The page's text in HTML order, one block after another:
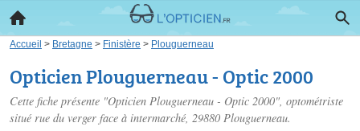
Accueil > Bretagne > Finistère > Plouguerneau
Opticien Plouguerneau - Optic 2000
Cette fiche présente "Opticien Plouguerneau - Optic 2000", optométriste
situé rue du verger face à intermarché, 29880 Plouguerneau.